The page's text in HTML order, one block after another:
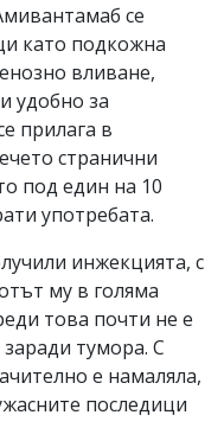
се
като подкожна
вливане,
удобно за
прилага в
странични
под един на 10
употребата.
инжекцията, с
му в голяма
това почти не е
тумора. С
е намаляла,
последици